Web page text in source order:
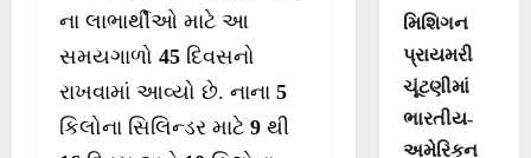
ના લાભાર્થીઓ માટે આ
સમયગાળો 45 દિવસનો
રાખવામાં આવ્યો છે. નાના 5
કિલોના સિલિન્ડર માટે 9 થી
મિશિગન
પ્રાયમરી
ચૂંટણીમાં
ભારતીય-
અમેરિકન